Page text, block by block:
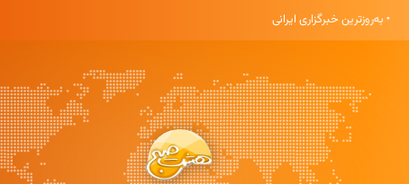
• به‌روزترین خبرگزاری ایرانی